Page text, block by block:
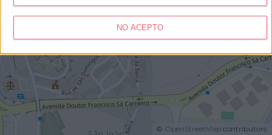
NO ACEPTO
© OpenStreetMap contributors.